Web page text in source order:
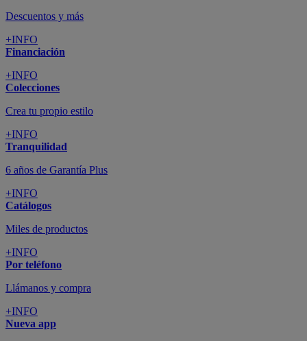
Descuentos y más
+INFO
Financiación
+INFO
Colecciones
Crea tu propio estilo
+INFO
Tranquilidad
6 años de Garantía Plus
+INFO
Catálogos
Miles de productos
+INFO
Por teléfono
Llámanos y compra
+INFO
Nueva app